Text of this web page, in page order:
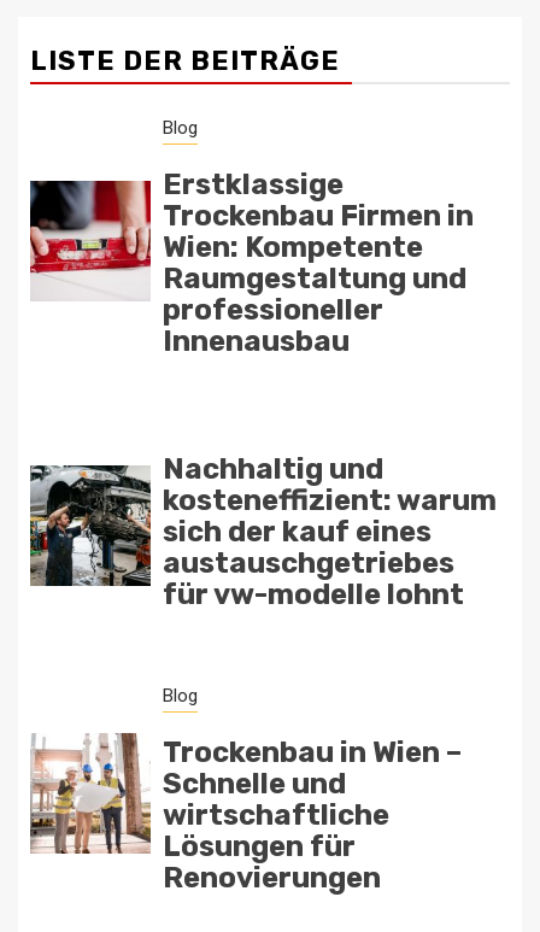
LISTE DER BEITRÄGE
Blog
Erstklassige
Trockenbau Firmen in
Wien: Kompetente
Raumgestaltung und
professioneller
Innenausbau
Nachhaltig und
kosteneffizient: warum
sich der kauf eines
austauschgetriebes
für vw-modelle lohnt
Blog
Trockenbau in Wien –
Schnelle und
wirtschaftliche
Lösungen für
Renovierungen